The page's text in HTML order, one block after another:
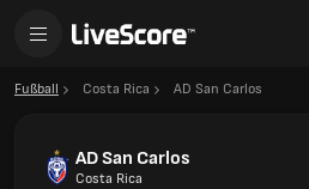
Fußball Costa Rica AD San Carlos
AD San Carlos
Costa Rica